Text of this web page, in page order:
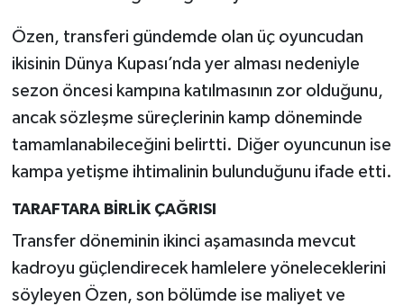
Özen, transferi gündemde olan üç oyuncudan
ikisinin Dünya Kupası’nda yer alması nedeniyle
sezon öncesi kampına katılmasının zor olduğunu,
ancak sözleşme süreçlerinin kamp döneminde
tamamlanabileceğini belirtti. Diğer oyuncunun ise
kampa yetişme ihtimalinin bulunduğunu ifade etti.
TARAFTARA BİRLİK ÇAĞRISI
Transfer döneminin ikinci aşamasında mevcut
kadroyu güçlendirecek hamlelere yöneleceklerini
söyleyen Özen, son bölümde ise maliyet ve